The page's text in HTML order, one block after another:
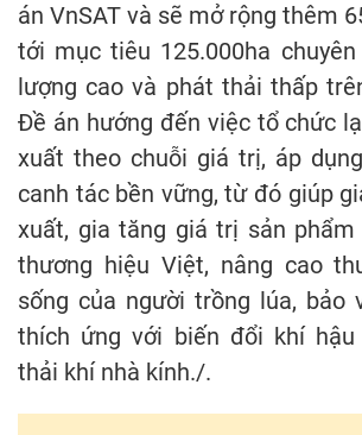
án VnSAT và sẽ mở rộng thêm
tới mục tiêu 125.000ha
lượng cao và phát thải thấp
Đề án hướng đến việc tổ chức
xuất theo chuỗi giá trị, áp
canh tác bền vững, từ đó giúp
xuất, gia tăng giá trị sản
thương hiệu Việt, nâng cao
sống của người trồng lúa, bảo
thích ứng với biến đổi khí
thải khí nhà kính./.